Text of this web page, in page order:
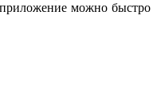
приложение можно быстро